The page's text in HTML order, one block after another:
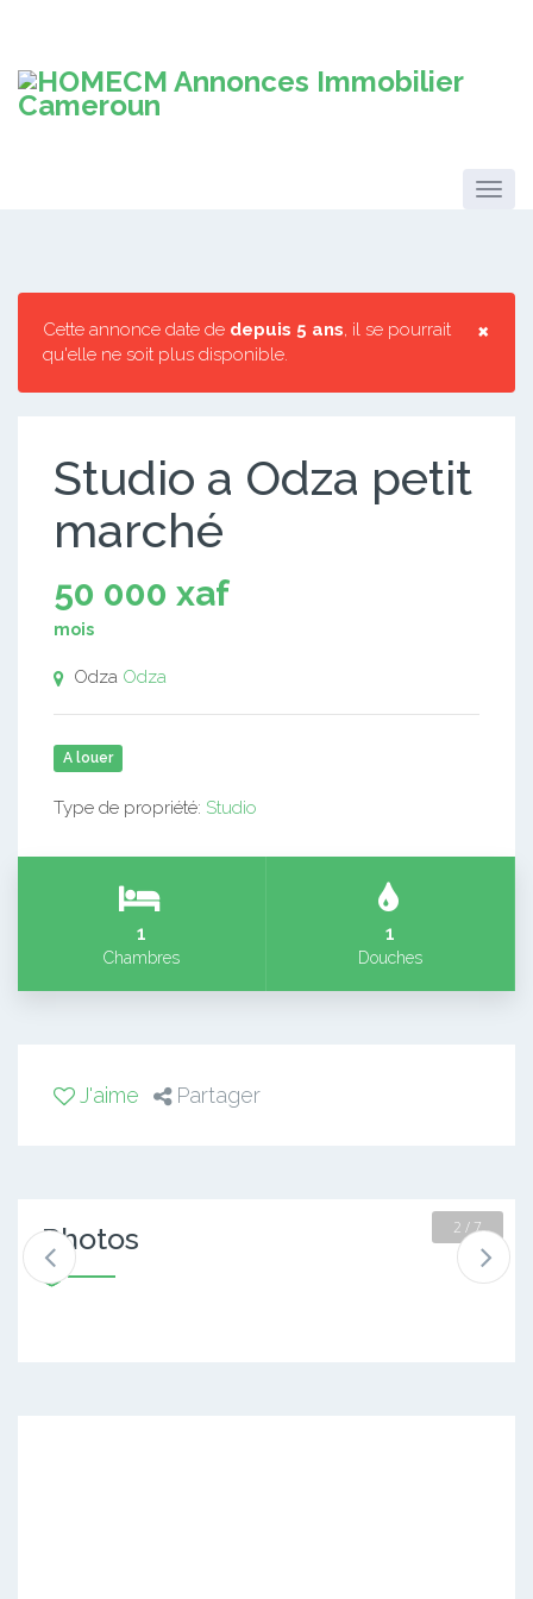
×
Cette annonce date de depuis 5 ans, il se pourrait
qu'elle ne soit plus disponible.
Studio a Odza petit
marché
50 000 xaf
mois
Odza Odza
A louer
Type de propriété: Studio
1
Chambres
1
Douches
J'aime Partager
Photos 2 / 7